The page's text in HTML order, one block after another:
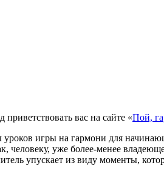
вас на сайте «Пой,
игры на гармони для
человеку, уже более-менее
упускает из виду моменты,